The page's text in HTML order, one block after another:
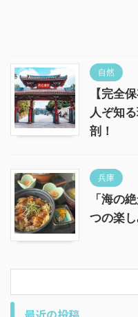
自然
【完全
人ぞ知
剖！
兵庫
「海の
つの楽し